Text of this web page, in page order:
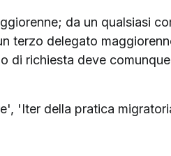
da un qualsiasi
terzo delegato
di richiesta deve
'Iter della pratica